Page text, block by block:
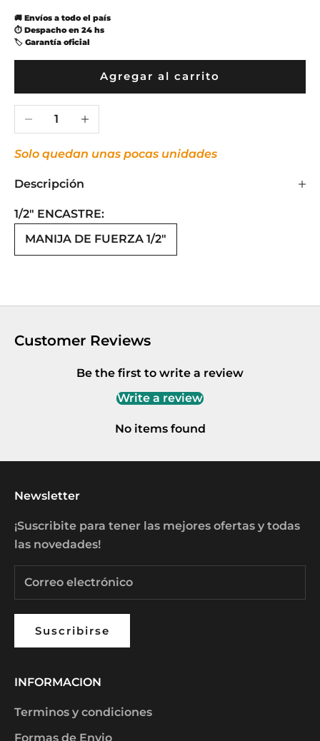
🚚 Envíos a todo el país
⏱ Despacho en 24 hs
🏷 Garantía oficial
Agregar al carrito
Reducir cantidadAumentar cantidad
Solo quedan unas pocas unidades
Descripción
1/2" ENCASTRE:
MANIJA DE FUERZA 1/2"
Customer Reviews
Be the first to write a review
Write a review
No items found
Newsletter
¡Suscribite para tener las mejores ofertas y todas
las novedades!
Suscribirse
INFORMACION
Terminos y condiciones
Formas de Envio